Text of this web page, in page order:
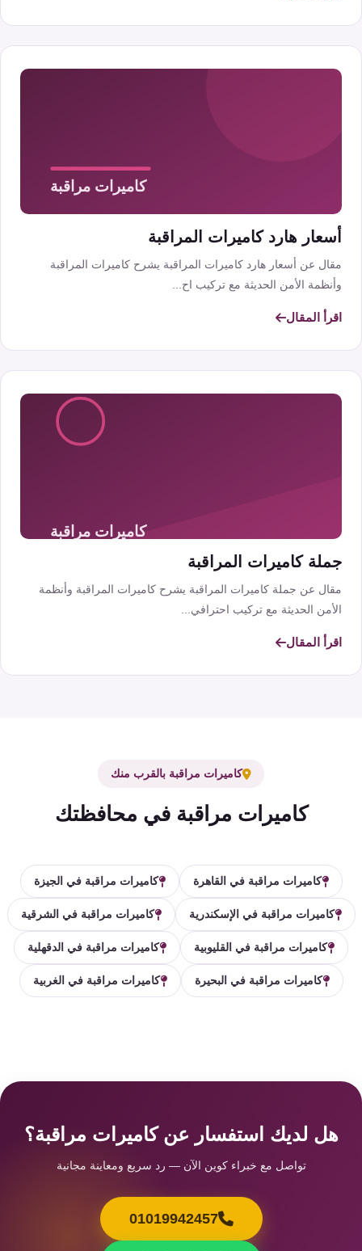
أسعار هارد كاميرات المراقبة
مقال عن أسعار هارد كاميرات المراقبة يشرح كاميرات المراقبة
وأنظمة الأمن الحديثة مع تركيب اح...
اقرأ المقال
جملة كاميرات المراقبة
مقال عن جملة كاميرات المراقبة يشرح كاميرات المراقبة وأنظمة
الأمن الحديثة مع تركيب احترافي...
اقرأ المقال
كاميرات مراقبة بالقرب منك
كاميرات مراقبة في محافظتك
كاميرات مراقبة في القاهرة كاميرات مراقبة في الجيزة
كاميرات مراقبة في الإسكندرية كاميرات مراقبة في الشرقية
كاميرات مراقبة في القليوبية كاميرات مراقبة في الدقهلية
كاميرات مراقبة في البحيرة كاميرات مراقبة في الغربية
هل لديك استفسار عن كاميرات مراقبة؟
تواصل مع خبراء كوين الآن — رد سريع ومعاينة مجانية
01019942457